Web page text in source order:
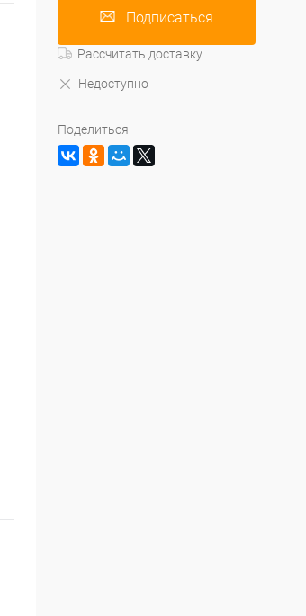
Подписаться
Рассчитать доставку
Недоступно
Поделиться